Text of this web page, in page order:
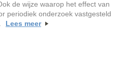
de wijze waarop het effect van
periodiek onderzoek vastgesteld
Lees meer